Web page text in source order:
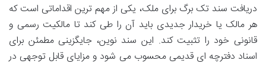
دریافت سند تک برگ برای ملک، یکی از مهم ترین اقداماتی است که
هر مالک یا خریدار جدیدی باید آن را طی کند تا مالکیت رسمی و
قانونی خود را تثبیت کند. این سند نوین، جایگزینی مطمئن برای
اسناد دفترچه ای قدیمی محسوب می شود و مزایای قابل توجهی در